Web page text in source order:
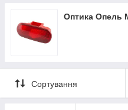
Оптика Опель
Сортування